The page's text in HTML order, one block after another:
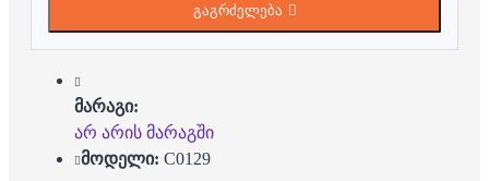
გაგრძელება
მარაგი:
არ არის მარაგში
მოდელი: C0129